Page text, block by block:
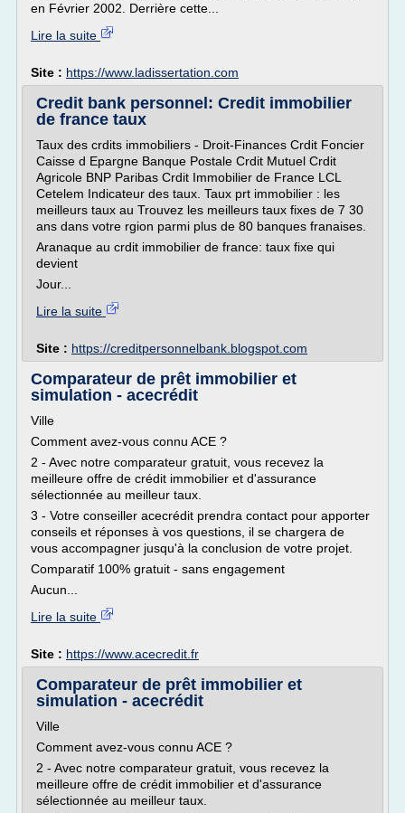
en Février 2002. Derrière cette...
Lire la suite
Site : https://www.ladissertation.com
Credit bank personnel: Credit immobilier
de france taux
Taux des crdits immobiliers - Droit-Finances Crdit Foncier
Caisse d Epargne Banque Postale Crdit Mutuel Crdit
Agricole BNP Paribas Crdit Immobilier de France LCL
Cetelem Indicateur des taux. Taux prt immobilier : les
meilleurs taux au Trouvez les meilleurs taux fixes de 7 30
ans dans votre rgion parmi plus de 80 banques franaises.
Aranaque au crdit immobilier de france: taux fixe qui
devient
Jour...
Lire la suite
Site : https://creditpersonnelbank.blogspot.com
Comparateur de prêt immobilier et
simulation - acecrédit
Ville
Comment avez-vous connu ACE ?
2 - Avec notre comparateur gratuit, vous recevez la
meilleure offre de crédit immobilier et d'assurance
sélectionnée au meilleur taux.
3 - Votre conseiller acecrédit prendra contact pour apporter
conseils et réponses à vos questions, il se chargera de
vous accompagner jusqu'à la conclusion de votre projet.
Comparatif 100% gratuit - sans engagement
Aucun...
Lire la suite
Site : https://www.acecredit.fr
Comparateur de prêt immobilier et
simulation - acecrédit
Ville
Comment avez-vous connu ACE ?
2 - Avec notre comparateur gratuit, vous recevez la
meilleure offre de crédit immobilier et d'assurance
sélectionnée au meilleur taux.